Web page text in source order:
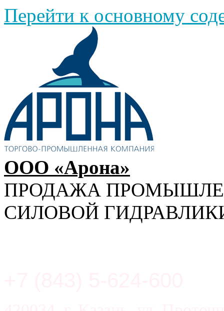
Перейти к основному
ООО «Арона»
ПРОДАЖА
СИЛОВОЙ